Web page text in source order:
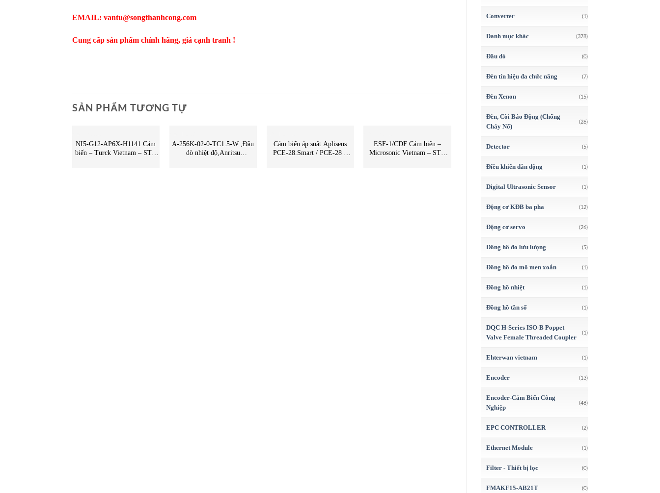
Converter (1)
Danh mục khác (378)
Đầu dò (0)
Đèn tín hiệu đa chức năng (7)
Đèn Xenon (15)
Đèn, Còi Báo Động (Chống
Cháy Nổ)
(26)
Detector (5)
Điều khiển dẫn động (1)
Digital Ultrasonic Sensor (1)
Động cơ KĐB ba pha (12)
Động cơ servo (26)
Đồng hồ đo lưu lượng (5)
Đồng hồ đo mô men xoắn (1)
Đồng hồ nhiệt (1)
Đồng hồ tần số (1)
DQC H-Series ISO-B Poppet
Valve Female Threaded Coupler
(1)
Ehterwan vietnam (1)
Encoder (13)
Encoder-Cảm Biến Công
Nghiệp
(48)
EPC CONTROLLER (2)
Ethernet Module (1)
Filter - Thiết bị lọc (0)
FMAKF15-AB21T (0)
EMAIL: vantu@songthanhcong.com
Cung cấp sản phẩm chính hãng, giá cạnh tranh !
SẢN PHẨM TƯƠNG TỰ
NI5-G12-AP6X-H1141 Cảm
biến – Turck Vietnam – STC
A-256K-02-0-TC1.5-W ,Đầu
dò nhiệt độ,Anritsu
Cảm biến áp suất Aplisens
PCE-28.Smart / PCE-28 –
ESF-1/CDF Cảm biến –
Microsonic Vietnam – STC
Ni12U-P18SK-AP6X Cảm
AP6X Turck
IPC-25/CDD/M18 Cảm biến –
Microsonic